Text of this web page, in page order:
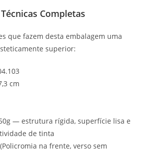
Completas
que fazem desta embalagem uma
superior:
cm
— estrutura rígida, superfície lisa e
de tinta
na frente, verso sem